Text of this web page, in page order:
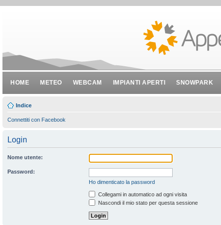
HOME METEO WEBCAM IMPIANTI APERTI SNOWPARK
Indice
Connettiti con Facebook
Login
Nome utente:
Password:
Ho dimenticato la password
Collegami in automatico ad ogni visita
Nascondi il mio stato per questa sessione